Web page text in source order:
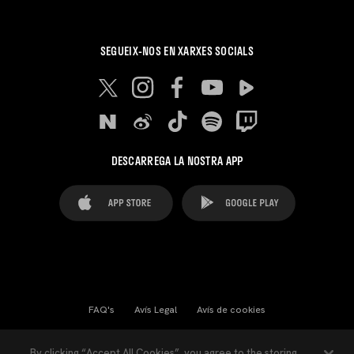
SEGUEIX-NOS EN XARXES SOCIALS
DESCARREGA LA NOSTRA APP
FAQ's Avís Legal Avís de cookies